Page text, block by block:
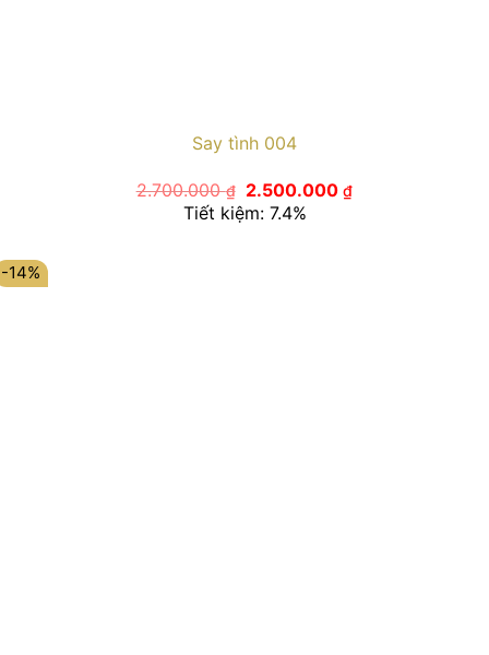
Say tình 004
2.700.000₫
Giá
gốc
là:
2.500.000₫Giá
Tiết kiệm: 7.4%
-14%